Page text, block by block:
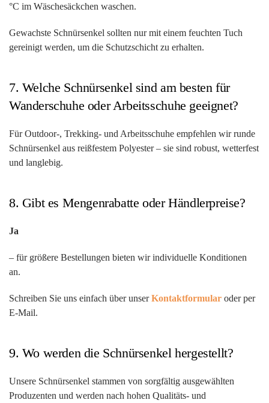
°C im Wäschesäckchen waschen.
Gewachste Schnürsenkel sollten nur mit einem feuchten Tuch
gereinigt werden, um die Schutzschicht zu erhalten.
7. Welche Schnürsenkel sind am besten für
Wanderschuhe oder Arbeitsschuhe geeignet?
Für Outdoor-, Trekking- und Arbeitsschuhe empfehlen wir runde
Schnürsenkel aus reißfestem Polyester – sie sind robust, wetterfest
und langlebig.
8. Gibt es Mengenrabatte oder Händlerpreise?
Ja
– für größere Bestellungen bieten wir individuelle Konditionen
an.
Schreiben Sie uns einfach über unserKontaktformular oder per
E-Mail.
9. Wo werden die Schnürsenkel hergestellt?
Unsere Schnürsenkel stammen von sorgfältig ausgewählten
Produzenten und werden nach hohen Qualitäts- und